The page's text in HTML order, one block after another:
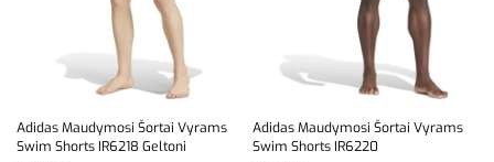
Adidas Maudymosi Šortai Vyrams
Swim Shorts IR6218 Geltoni
Adidas Maudymosi Šortai Vyrams
Swim Shorts IR6220